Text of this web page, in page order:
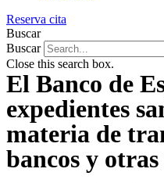
Reserva cita
Buscar
Buscar
Close this search box.
El Banco de
expedientes
materia de
bancos y